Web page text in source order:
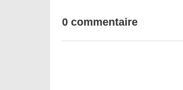
0 commentaire